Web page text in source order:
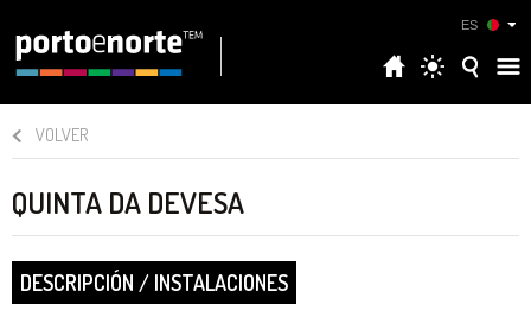
ES
VOLVER
QUINTA DA DEVESA
DESCRIPCIÓN / INSTALACIONES